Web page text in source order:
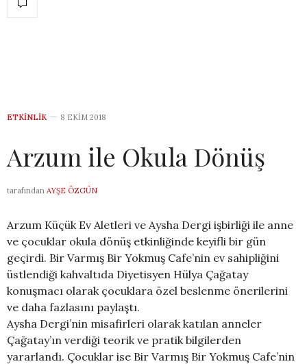
ETKINLIK 8 EKIM 2018
Arzum ile Okula Dönüş
tarafından AYŞE ÖZGÜN
Arzum Küçük Ev Aletleri ve Aysha Dergi işbirliği ile anne
ve çocuklar okula dönüş etkinliğinde keyifli bir gün
geçirdi. Bir Varmış Bir Yokmuş Cafe’nin ev sahipliğini
üstlendiği kahvaltıda Diyetisyen Hülya Çağatay
konuşmacı olarak çocuklara özel beslenme önerilerini
ve daha fazlasını paylaştı.
Aysha Dergi’nin misafirleri olarak katılan anneler
Çağatay’ın verdiği teorik ve pratik bilgilerden
yararlandı. Çocuklar ise Bir Varmış Bir Yokmuş Cafe’nin